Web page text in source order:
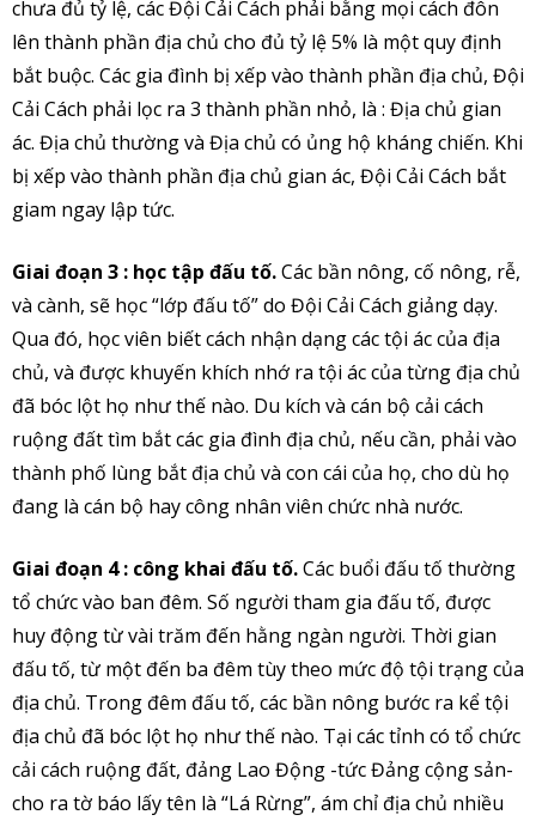
chưa đủ tỷ lệ, các Đội Cải Cách phải bằng mọi cách đôn
lên thành phần địa chủ cho đủ tỷ lệ 5% là một quy định
bắt buộc. Các gia đình bị xếp vào thành phần địa chủ, Đội
Cải Cách phải lọc ra 3 thành phần nhỏ, là : Địa chủ gian
ác. Địa chủ thường và Địa chủ có ủng hộ kháng chiến. Khi
bị xếp vào thành phần địa chủ gian ác, Đội Cải Cách bắt
giam ngay lập tức.
Giai đoạn 3 : học tập đấu tố.Các bần nông, cố nông, rễ,
và cành, sẽ học “lớp đấu tố” do Đội Cải Cách giảng dạy.
Qua đó, học viên biết cách nhận dạng các tội ác của địa
chủ, và được khuyến khích nhớ ra tội ác của từng địa chủ
đã bóc lột họ như thế nào. Du kích và cán bộ cải cách
ruộng đất tìm bắt các gia đình địa chủ, nếu cần, phải vào
thành phố lùng bắt địa chủ và con cái của họ, cho dù họ
đang là cán bộ hay công nhân viên chức nhà nước.
Giai đoạn 4 : công khai đấu tố.Các buổi đấu tố thường
tổ chức vào ban đêm. Số người tham gia đấu tố, được
huy động từ vài trăm đến hằng ngàn người. Thời gian
đấu tố, từ một đến ba đêm tùy theo mức độ tội trạng của
địa chủ. Trong đêm đấu tố, các bần nông bước ra kể tội
địa chủ đã bóc lột họ như thế nào. Tại các tỉnh có tổ chức
cải cách ruộng đất, đảng Lao Động -tức Đảng cộng sản-
cho ra tờ báo lấy tên là “Lá Rừng”, ám chỉ địa chủ nhiều